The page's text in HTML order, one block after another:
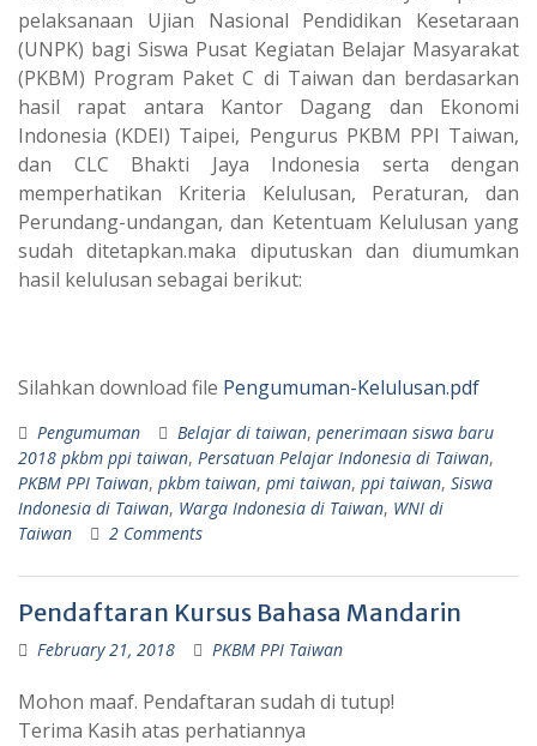
pelaksanaan Ujian Nasional Pendidikan Kesetaraan
(UNPK) bagi Siswa Pusat Kegiatan Belajar Masyarakat
(PKBM) Program Paket C di Taiwan dan berdasarkan
hasil rapat antara Kantor Dagang dan Ekonomi
Indonesia (KDEI) Taipei, Pengurus PKBM PPI Taiwan,
dan CLC Bhakti Jaya Indonesia serta dengan
memperhatikan Kriteria Kelulusan, Peraturan, dan
Perundang-undangan, dan Ketentuam Kelulusan yang
sudah ditetapkan.maka diputuskan dan diumumkan
hasil kelulusan sebagai berikut:
Silahkan download file Pengumuman-Kelulusan.pdf
Pengumuman Belajar di taiwan, penerimaan siswa baru
2018 pkbm ppi taiwan, Persatuan Pelajar Indonesia di Taiwan,
PKBM PPI Taiwan, pkbm taiwan, pmi taiwan, ppi taiwan, Siswa
Indonesia di Taiwan, Warga Indonesia di Taiwan, WNI di
Taiwan
2 Comments
Pendaftaran Kursus Bahasa Mandarin
February 21, 2018 PKBM PPI Taiwan
Mohon maaf. Pendaftaran sudah di tutup!
Terima Kasih atas perhatiannya